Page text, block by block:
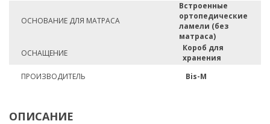
ОСНОВАНИЕ ДЛЯ МАТРАСА
Встроенные
ортопедические
ламели (без
матраса)
ОСНАЩЕНИЕ
Короб для
хранения
ПРОИЗВОДИТЕЛЬ
Bis-M
ОПИСАНИЕ